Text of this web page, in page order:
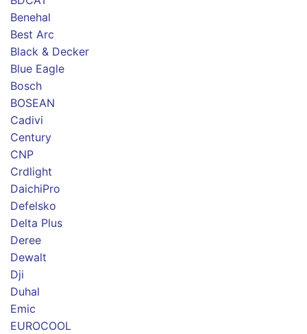
Benehal
Best Arc
Black & Decker
Blue Eagle
Bosch
BOSEAN
Cadivi
Century
CNP
Crdlight
DaichiPro
Defelsko
Delta Plus
Deree
Dewalt
Dji
Duhal
Emic
EUROCOOL